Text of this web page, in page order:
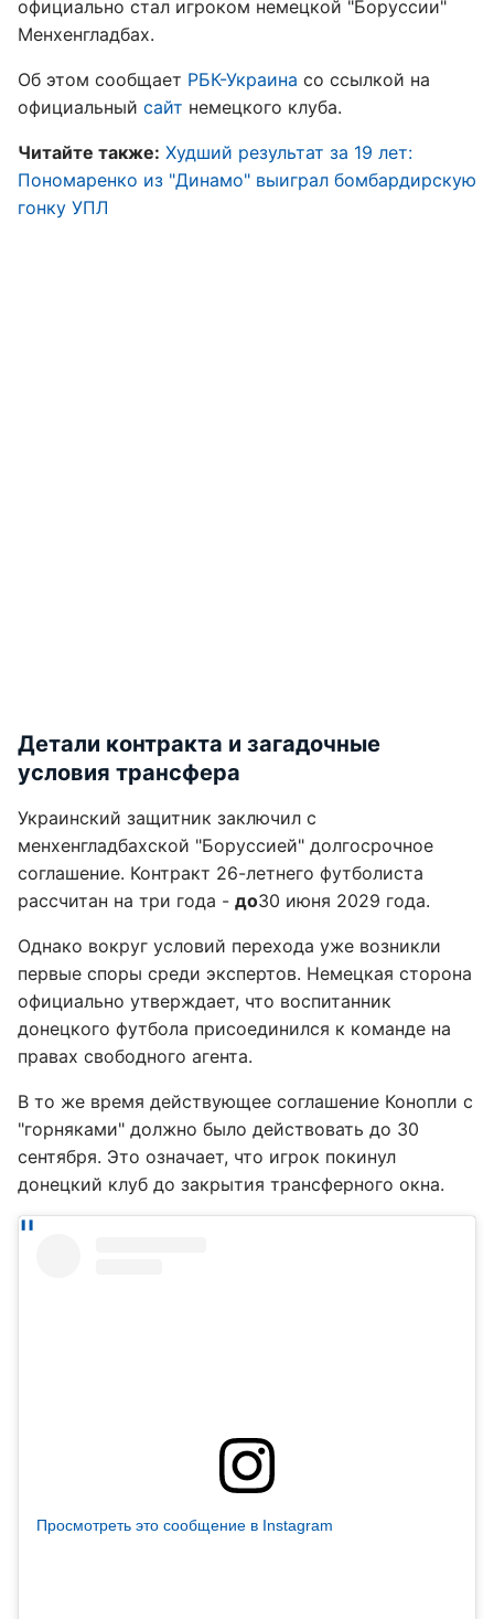
официально стал игроком немецкой "Боруссии"
Менхенгладбах.
Об этом сообщает РБК-Украина со ссылкой на
официальный сайт немецкого клуба.
Читайте также: Худший результат за 19 лет:
Пономаренко из "Динамо" выиграл бомбардирскую
гонку УПЛ
Детали контракта и загадочные
условия трансфера
Украинский защитник заключил с
менхенгладбахской "Боруссией" долгосрочное
соглашение. Контракт 26-летнего футболиста
рассчитан на три года - до30 июня 2029 года.
Однако вокруг условий перехода уже возникли
первые споры среди экспертов. Немецкая сторона
официально утверждает, что воспитанник
донецкого футбола присоединился к команде на
правах свободного агента.
В то же время действующее соглашение Конопли с
"горняками" должно было действовать до 30
сентября. Это означает, что игрок покинул
донецкий клуб до закрытия трансферного окна.
Просмотреть это сообщение в Instagram